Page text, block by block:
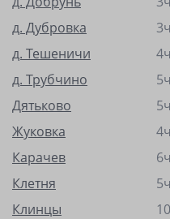
д. Дубровка
д. Тешеничи
д. Трубчино
Дятьково
Жуковка
Карачев
Клетня
Клинцы